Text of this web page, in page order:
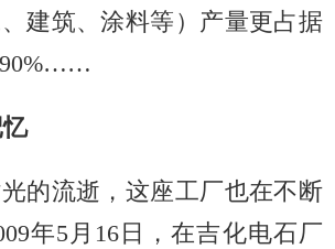
、建筑、涂料等）产量更占据
90%……
流逝，这座工厂也在不断
年5月16日，在吉化电石厂